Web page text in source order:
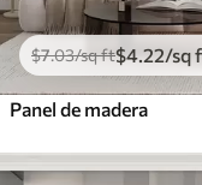
$7.03/sq ft$4 .22/sq
Panel de madera